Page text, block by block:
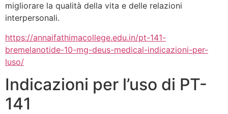
migliorare la qualità della vita e delle relazioni
interpersonali.
https://annaifathimacollege.edu.in/pt-141-
bremelanotide-10-mg-deus-medical-indicazioni-per-
luso/
Indicazioni per l’uso di PT-
141